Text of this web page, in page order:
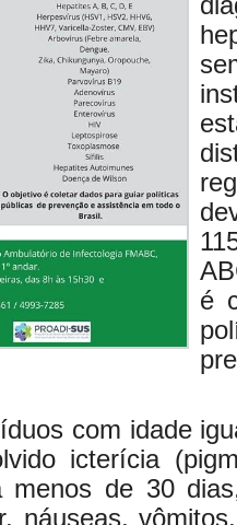
é
com idade
icterícia
menos de 30
náuseas,